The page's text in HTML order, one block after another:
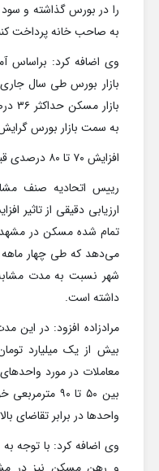
را در بورس گذاشته و
به صاحب خانه پرداخت
وی اضافه کرد: براساس
به سمت بازار بورس
افزایش ۷۰ تا ۸۰ درصدی قیمت مسکن در مشهد
رییس اتحادیه صنف
ارزیابی دقیقی از تاثیر
تمام شده مسکن در مشهد
می‌دهد که طی چهار
داشته است.
مرادزاده افزود: در این
بیش از یک میلیارد
معاملات در مورد
بین ۵۰ تا ۹۰
واحدها در برابر تقاضای
وی اضافه کرد: با توجه به